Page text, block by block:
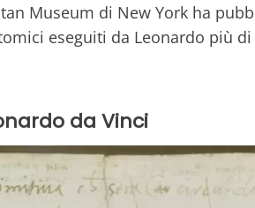
Museum di New York ha
eseguiti da Leonardo più di
da Vinci